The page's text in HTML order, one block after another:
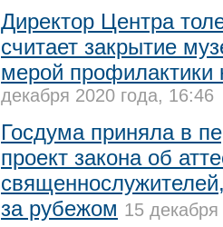
Директор Центра
считает закрытие
мерой профилактики
декабря 2020 года, 16:46
Госдума приняла в
проект закона об
за рубежом 15